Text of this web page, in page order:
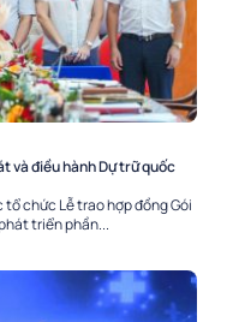
và điều hành Dự trữ quốc
chức Lễ trao hợp đồng Gói
triển phần...